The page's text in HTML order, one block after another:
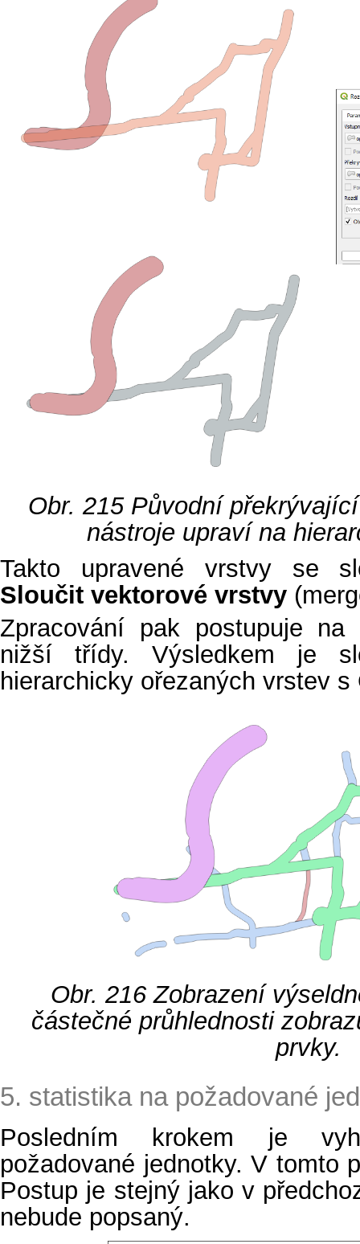
Obr. 215 Původní
nástroje upraví na
Takto upravené vrstvy se
Sloučit vektorové vrstvy
Zpracování pak postupuje na
nižší třídy. Výsledkem je
hierarchicky ořezaných vrstev s
Obr. 216Zobrazení
částečné průhlednosti
prvky.
5. statistika na požadované
Posledním krokem je
požadované jednotky. V tomto
Postup je stejný jako v
nebude popsaný.